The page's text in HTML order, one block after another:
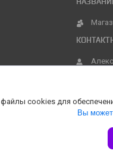
cookies для
Вы